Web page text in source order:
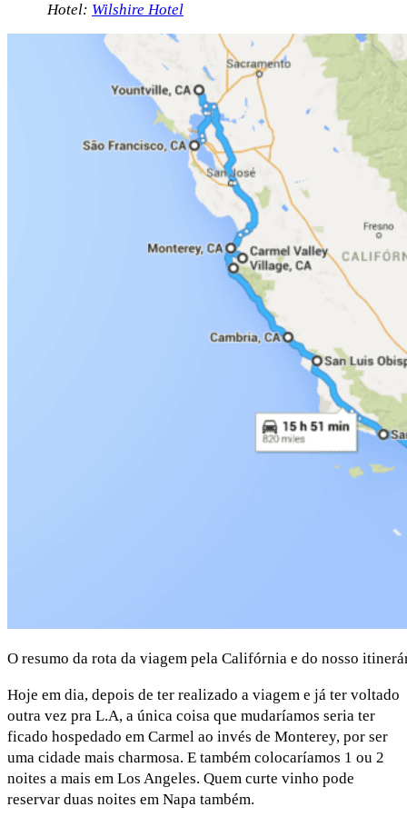
Hotel: Wilshire Hotel
O resumo da rota da viagem pela Califórnia e do nosso
Hoje em dia, depois de ter realizado a viagem e já ter voltado
outra vez pra L.A, a única coisa que mudaríamos seria ter
ficado hospedado em Carmel ao invés de Monterey, por ser
uma cidade mais charmosa. E também colocaríamos 1 ou 2
noites a mais em Los Angeles. Quem curte vinho pode
reservar duas noites em Napa também.